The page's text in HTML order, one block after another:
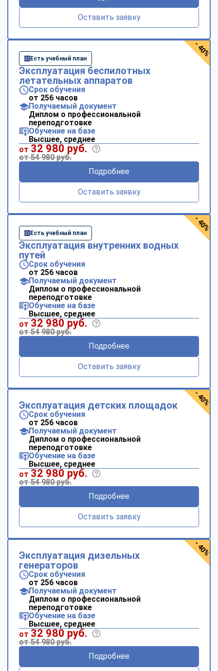
Оставить заявку
Есть учебный план
Эксплуатация беспилотных
летательных аппаратов
Срок обучения
от 256 часов
Получаемый документ
Диплом о профессиональной
переподготовке
Обучение на базе
Высшее, среднее
от 32 980 руб.
от 54 980 руб.
Подробнее
Оставить заявку
- 40%
Есть учебный план
Эксплуатация внутренних водных
путей
Срок обучения
от 256 часов
Получаемый документ
Диплом о профессиональной
переподготовке
Обучение на базе
Высшее, среднее
от 32 980 руб.
от 54 980 руб.
Подробнее
Оставить заявку
- 40%
Эксплуатация детских площадок
Срок обучения
от 256 часов
Получаемый документ
Диплом о профессиональной
переподготовке
Обучение на базе
Высшее, среднее
от 32 980 руб.
от 54 980 руб.
Подробнее
Оставить заявку
- 40%
Эксплуатация дизельных
генераторов
Срок обучения
от 256 часов
Получаемый документ
Диплом о профессиональной
переподготовке
Обучение на базе
Высшее, среднее
от 32 980 руб.
от 54 980 руб.
Подробнее
- 40%